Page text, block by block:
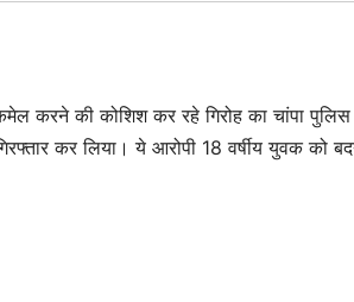
करने की कोशिश कर रहे गिरोह का चांपा पुलिस
कर लिया। ये आरोपी 18 वर्षीय युवक को